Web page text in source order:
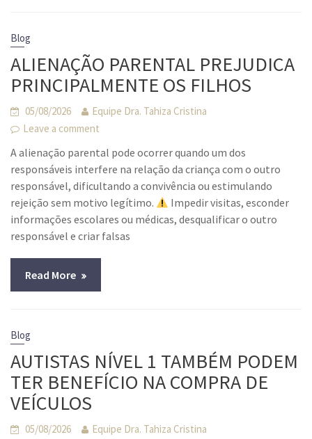
Blog
ALIENAÇÃO PARENTAL PREJUDICA
PRINCIPALMENTE OS FILHOS
05/08/2026
Equipe Dra. Tahiza Cristina
Leave a comment
A alienação parental pode ocorrer quando um dos
responsáveis interfere na relação da criança com o outro
responsável, dificultando a convivência ou estimulando
rejeição sem motivo legítimo.
Impedir visitas, esconder
informações escolares ou médicas, desqualificar o outro
responsável e criar falsas
Read More
Blog
AUTISTAS NÍVEL 1 TAMBÉM PODEM
TER BENEFÍCIO NA COMPRA DE
VEÍCULOS
05/08/2026
Equipe Dra. Tahiza Cristina